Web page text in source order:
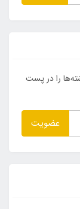
را در پست
عضویت